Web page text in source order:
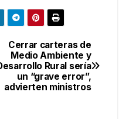
Cerrar carteras de
Medio Ambiente y
Rural sería
un “grave error”,
advierten ministros